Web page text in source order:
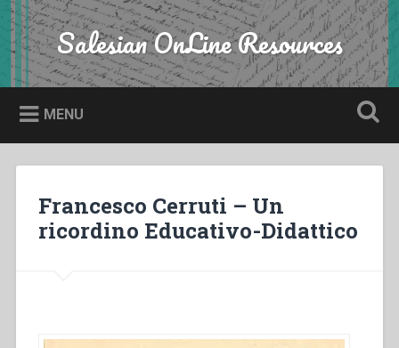
Skip
to
content
Search Salesian OnLine Resources
MENU
Francesco Cerruti – Un
ricordino Educativo-Didattico